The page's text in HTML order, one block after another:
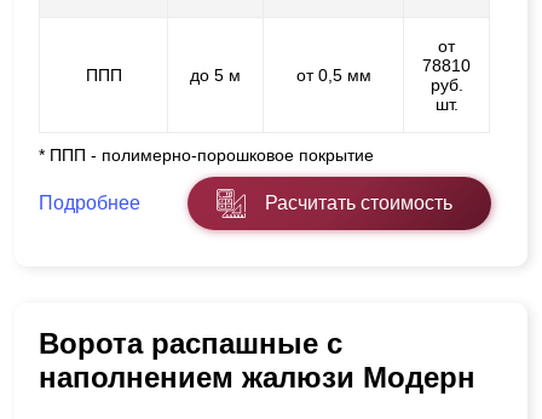
ППП до 5 м от 0,5 мм
от
78810
руб.
шт.
* ППП - полимерно-порошковое покрытие
Подробнее Расчитать стоимость
Ворота распашные с
наполнением жалюзи Модерн